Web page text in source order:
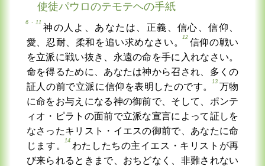
使徒パウロのテモテヘの手紙
6・11
神の人よ、あなたは、正義、信心、信仰、
愛、忍耐、柔和を追い求めなさい。
12
信仰の戦い
を立派に戦い抜き、永遠の命を手に入れなさい。
命を得るために、あなたは神から召され、多くの
証人の前で立派に信仰を表明したのです。
13
万物
に命をお与えになる神の御前で、そして、ポンテ
ィオ・ピラトの面前で立派な宣言によって証しを
なさったキリスト・イエスの御前で、あなたに命
じます。
14
わたしたちの主イエス・キリストが再
び来られるときまで、おちどなく、非難されない